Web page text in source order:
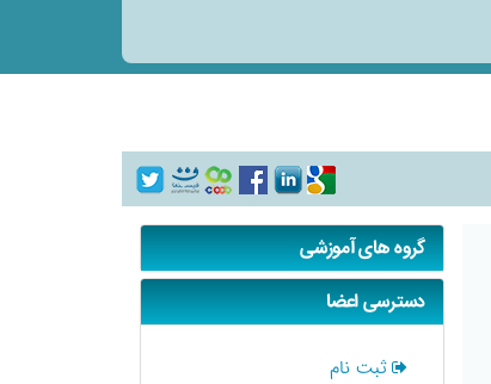
گروه های آموزشی
دسترسی اعضا
ثبت نام